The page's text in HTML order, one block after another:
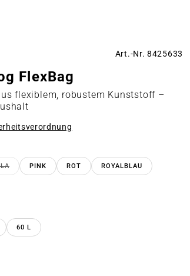
Art.-Nr. 8425633
FlexBag
flexiblem, robustem Kunststoff –
IST ZURZEIT NICHT VERFÜGBAR.)
(DIESE OPTION IST ZURZEIT NICHT VERFÜGBAR.)
PINK ROT ROYALBLAU
VERFÜGBAR.)
60 L